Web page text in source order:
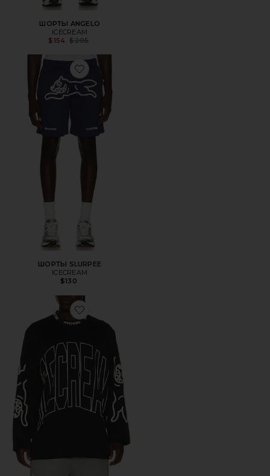
ШОРТЫ ANGELO
ICECREAM
$154
Previous price:
$205
Favorite ШОРТЫ SLURPEE
ШОРТЫ SLURPEE
ICECREAM
$130
Favorite ФУТБОЛКА С ДЛИННЫМ РУКАВОМ